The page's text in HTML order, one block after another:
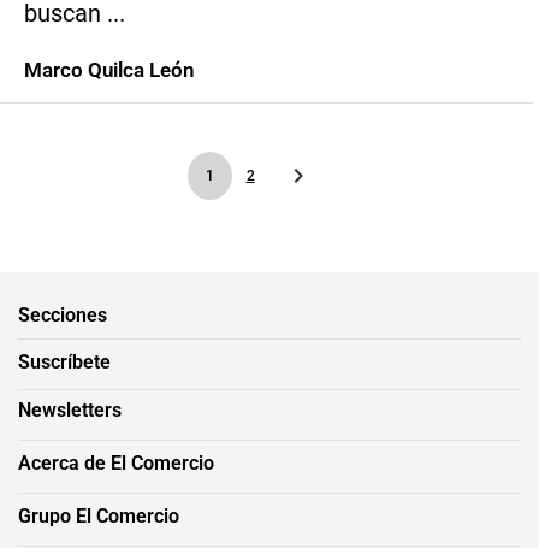
buscan ...
Marco Quilca León
1 2
Secciones
Suscríbete
Newsletters
Acerca de El Comercio
Grupo El Comercio